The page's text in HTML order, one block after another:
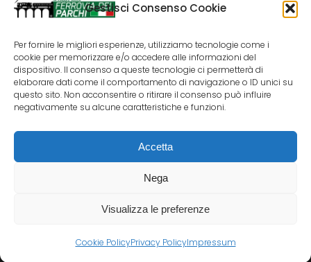
Gestisci Consenso Cookie
Per fornire le migliori esperienze, utilizziamo tecnologie come i
cookie per memorizzare e/o accedere alle informazioni del
dispositivo. Il consenso a queste tecnologie ci permetterà di
elaborare dati come il comportamento di navigazione o ID unici su
questo sito. Non acconsentire o ritirare il consenso può influire
negativamente su alcune caratteristiche e funzioni.
Accetta
Nega
Visualizza le preferenze
Cookie PolicyPrivacy PolicyImpressum
ISCRIVITI ORA!
SEGUICI SUI NOSTRI SOCIAL
COPYRIGHT 2018-2025 PALLENIUM TOURISM
SRL
AGENZIA VIAGGI E TOUR OPERATOR – P.IVA: